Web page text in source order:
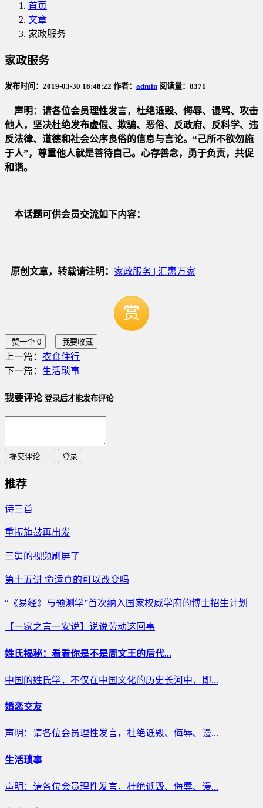
首页
文章
家政服务
家政服务
发布时间：2019-03-30 16:48:22 作者： admin 阅读量：8371
声明：请各位会员理性发言，杜绝诋毁、侮辱、谩骂、攻击
他人，坚决杜绝发布虚假、欺骗、恶俗、反政府、反科学、违
反法律、道德和社会公序良俗的信息与言论。“己所不欲勿施
于人”，尊重他人就是善待自己。心存善念，勇于负责，共促
和谐。
本话题可供会员交流如下内容：
原创文章，转载请注明： 家政服务 | 汇惠万家
赏
赞一个 0 我要收藏
上一篇： 衣食住行
下一篇： 生活琐事
我要评论 登录后才能发布评论
提交评论 登录
推荐
诗三首
重振旗鼓再出发
三舅的视频刷屏了
第十五讲 命运真的可以改变吗
“《易经》与预测学”首次纳入国家权威学府的博士招生计划
【一家之言一安说】说说劳动这回事
姓氏揭秘：看看你是不是周文王的后代...
中国的姓氏学，不仅在中国文化的历史长河中，即...
婚恋交友
声明：请各位会员理性发言，杜绝诋毁、侮辱、谩...
生活琐事
声明：请各位会员理性发言，杜绝诋毁、侮辱、谩...